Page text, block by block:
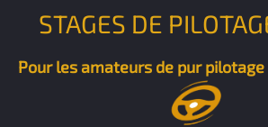
STAGES DE
Pour les amateurs de pur